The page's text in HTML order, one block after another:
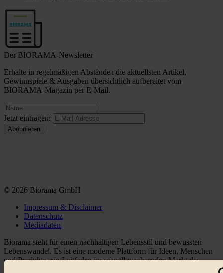
Der BIORAMA-Newsletter
Erhalte in regelmäßigen Abständen die aktuellsten Artikel,
Gewinnspiele & Ausgaben übersichtlich aufbereitet vom
BIORAMA-Magazin per E-Mail.
Jetzt eintragen:
© 2026 Biorama GmbH
Impressum & Disclaimer
Datenschutz
Mediadaten
Biorama steht für einen nachhaltigen Lebensstil und bewussten
Lebenswandel. Es ist eine moderne Plattform für Ideen, Menschen
und Produkte, ein Leitfaden im schnell wachsenden Markt des